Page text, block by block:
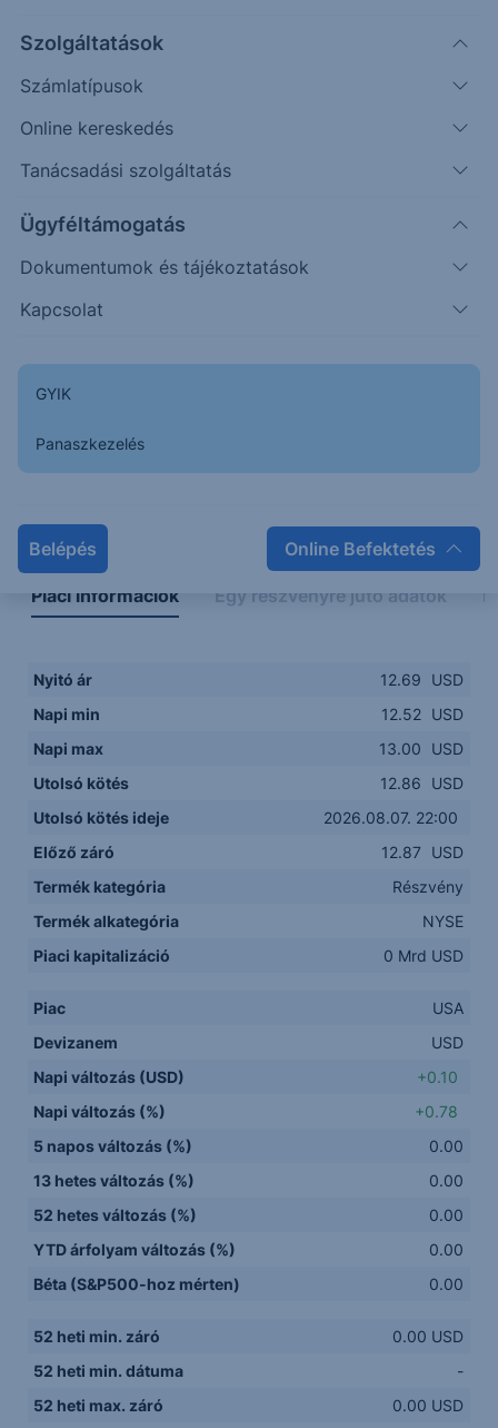
Szolgáltatások
Számlatípusok
Online kereskedés
Tanácsadási szolgáltatás
Ügyféltámogatás
Dokumentumok és tájékoztatások
Kapcsolat
GYIK
Panaszkezelés
Belépés Online Befektetés
14:00
12.5000
12.8000
Napon belüli Historikus
Piaci információk Egy részvényre jutó adatok
Nyitó ár 12.69
USD
Napi min
12.52 USD
Napi max
13.00
USD
Utolsó kötés
12.86
USD
Utolsó kötés ideje
2026.08.07. 22:00
Előző záró
12.87
USD
Termék kategória
Részvény
Termék alkategória
NYSE
Piaci kapitalizáció
0 Mrd USD
Piac
USA
Devizanem
USD
Napi változás (USD)
+0.10
Napi változás (%)
+0.78
5 napos változás (%)
0.00
13 hetes változás (%)
0.00
52 hetes változás (%)
0.00
YTD árfolyam változás (%)
0.00
Béta (S&P500-hoz mérten)
0.00
52 heti min. záró
0.00 USD
52 heti min. dátuma
-
52 heti max. záró
0.00 USD